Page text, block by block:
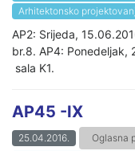
Arhitektonsko
AP2: Srijeda,
br.8. AP4: Ponedeljak,
sala K1.
AP45 -IX
25.04.2016. Oglasna